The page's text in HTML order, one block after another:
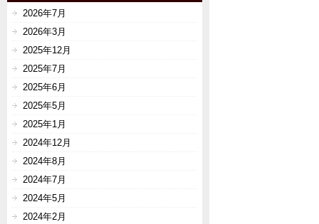
2026年7月
2026年3月
2025年12月
2025年7月
2025年6月
2025年5月
2025年1月
2024年12月
2024年8月
2024年7月
2024年5月
2024年2月